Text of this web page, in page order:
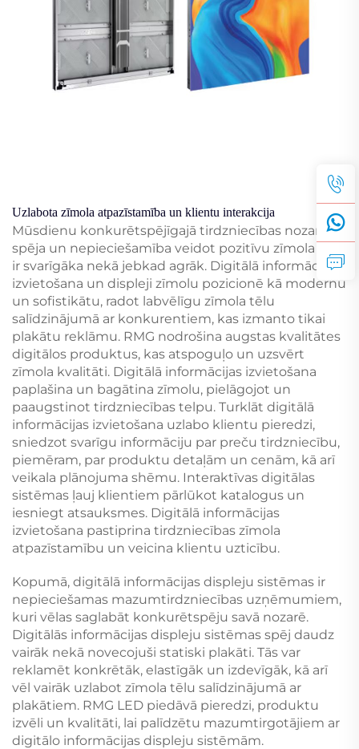
Uzlabota zīmola atpazīstamība un klientu interakcija
Mūsdienu konkurētspējīgajā tirdzniecības nozarē
spēja un nepieciešamība veidot pozitīvu zīmola tēlu
ir svarīgāka nekā jebkad agrāk. Digitālā informācijas
izvietošana un displeji zīmolu pozicionē kā modernu
un sofistikātu, radot labvēlīgu zīmola tēlu
salīdzinājumā ar konkurentiem, kas izmanto tikai
plakātu reklāmu. RMG nodrošina augstas kvalitātes
digitālos produktus, kas atspoguļo un uzsvērt
zīmola kvalitāti. Digitālā informācijas izvietošana
paplašina un bagātina zīmolu, pielāgojot un
paaugstinot tirdzniecības telpu. Turklāt digitālā
informācijas izvietošana uzlabo klientu pieredzi,
sniedzot svarīgu informāciju par preču tirdzniecību,
piemēram, par produktu detaļām un cenām, kā arī
veikala plānojuma shēmu. Interaktīvas digitālas
sistēmas ļauj klientiem pārlūkot katalogus un
iesniegt atsauksmes. Digitālā informācijas
izvietošana pastiprina tirdzniecības zīmola
atpazīstamību un veicina klientu uzticību.
Kopumā, digitālā informācijas displeju sistēmas ir
nepieciešamas mazumtirdzniecības uzņēmumiem,
kuri vēlas saglabāt konkurētspēju savā nozarē.
Digitālās informācijas displeju sistēmas spēj daudz
vairāk nekā novecojuši statiski plakāti. Tās var
reklamēt konkrētāk, elastīgāk un izdevīgāk, kā arī
vēl vairāk uzlabot zīmola tēlu salīdzinājumā ar
plakātiem. RMG LED piedāvā pieredzi, produktu
izvēli un kvalitāti, lai palīdzētu mazumtirgotājiem ar
digitālo informācijas displeju sistēmām.